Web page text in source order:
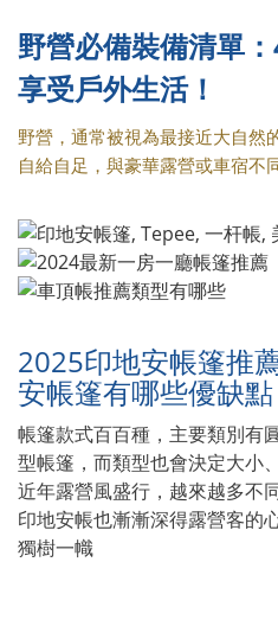
野營必備裝備清單
享受戶外生活！
野營，通常被視為最接近大自然
自給自足，與豪華露營或車宿不
2025印地安帳篷推
安帳篷有哪些優缺點
帳篷款式百百種，主要類別有
型帳篷，而類型也會決定大小
近年露營風盛行，越來越多不
印地安帳也漸漸深得露營客的
獨樹一幟